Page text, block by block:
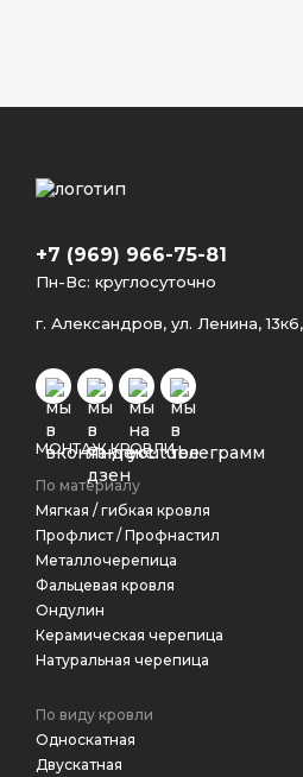
+7 (969) 966-75-81
Пн-Вс: круглосуточно
г. Александров, ул. Ленина,
МОНТАЖ КРОВЛИ
По материалу
Мягкая / гибкая кровля
Профлист / Профнастил
Металлочерепица
Фальцевая кровля
Ондулин
Керамическая черепица
Натуральная черепица
По виду кровли
Односкатная
Двускатная